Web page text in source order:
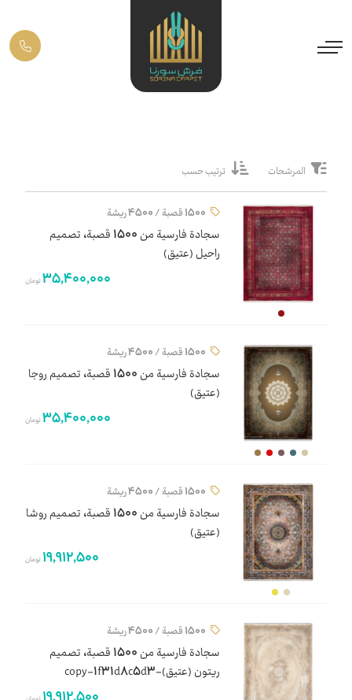
المرشحات ترتيب حسب
1500 قصبة / 4500 ريشة
سجادة فارسية من 1500 قصبة، تصميم
راحیل (عتيق)
35,400,000تومان
1500 قصبة / 4500 ريشة
سجادة فارسية من 1500 قصبة، تصميم روجا
(عتيق)
35,400,000تومان
1500 قصبة / 4500 ريشة
سجادة فارسية من 1500 قصبة، تصميم روشا
(عتيق)
19,912,500 تومان
1500 قصبة / 4500 ريشة
سجادة فارسية من 1500 قصبة، تصميم
ريتون (عتيق)-copy-1f31d8c5d3